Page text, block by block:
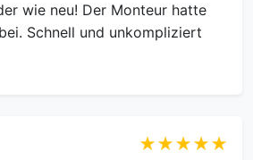
wie neu! Der Monteur hatte
Schnell und unkompliziert
★★★★★